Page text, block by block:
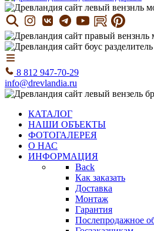
8 812 947-70-29
info@drevlandia.ru
КАТАЛОГ
НАШИ ОБЪЕКТЫ
ФОТОГАЛЕРЕЯ
О НАС
ИНФОРМАЦИЯ
Back
Как заказать
Доставка
Монтаж
Гарантия
Послепродажное